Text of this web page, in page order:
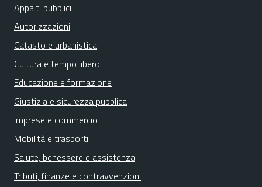
Appalti pubblici
Autorizzazioni
Catasto e urbanistica
Cultura e tempo libero
Educazione e formazione
Giustizia e sicurezza pubblica
Imprese e commercio
Mobilità e trasporti
Salute, benessere e assistenza
Tributi, finanze e contravvenzioni